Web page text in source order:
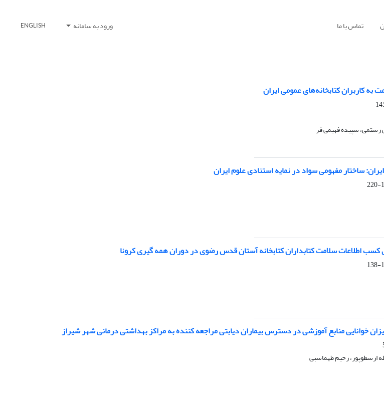
تماس با ما ورود به سامانه ENGLISH
به کاربران کتابخانه‌­های عمومی ایران
رستمی، سپیده فهیمی فر
ساختار مفهومی سواد در نمایه استنادی علوم ایران
اطلاعات سلامت کتابداران کتابخانه آستان قدس رضوی در دوران همه گیری کرونا
منابع آموزشی در دسترس بیماران دیابتی مراجعه کننده به مراکز بهداشتی درمانی شهر شیراز
ارسطوپور، رحیم طهماسبی